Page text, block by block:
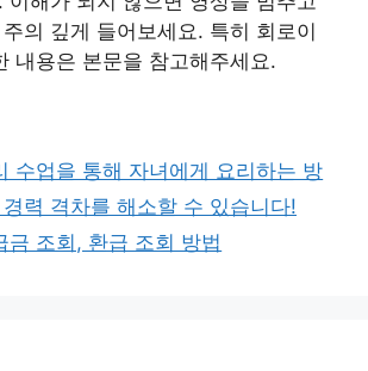
의 깊게 들어보세요. 특히 회로이
내용은 본문을 참고해주세요.
수업을 통해 자녀에게 요리하는 방
력 격차를 해소할 수 있습니다!
금 조회, 환급 조회 방법